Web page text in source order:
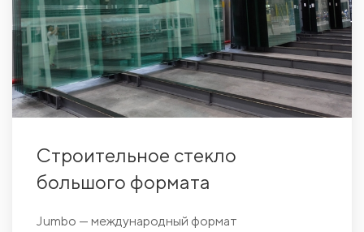
Строительное стекло
большого формата
Jumbo — международный формат